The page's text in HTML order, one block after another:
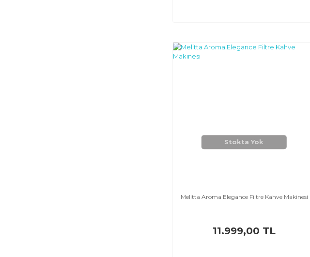
Stokta Yok
Melitta Aroma Elegance Filtre Kahve Makinesi
11.999,00 TL